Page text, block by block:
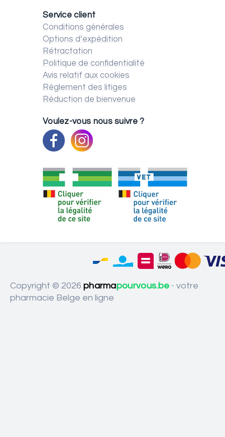
Service client
Conditions générales
Options d’expédition
Rétractation
Politique de confidentialité
Avis relatif aux cookies
Règlement des litiges
Réduction de bienvenue
Voulez-vous nous suivre ?
Copyright © 2026 pharmapourvous.be - votre
pharmacie Belge en ligne